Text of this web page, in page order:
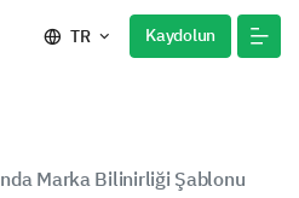
TR Kaydolun
Marka Bilinirliği Şablonu